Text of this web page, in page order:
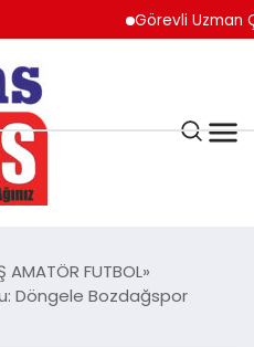
Görevli Uzman Çavuş
AMATÖR FUTBOL
Döngele Bozdağspor